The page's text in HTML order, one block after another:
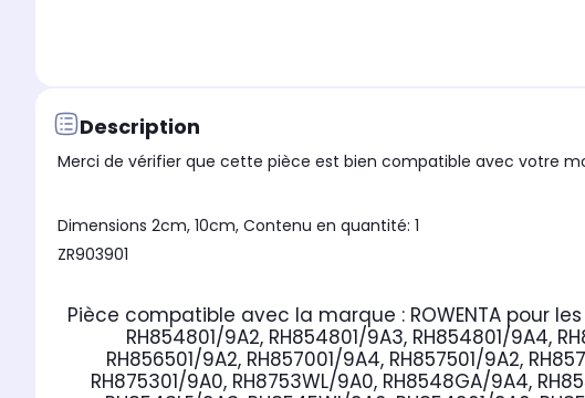
Description
Merci de vérifier que cette pièce est bien compatible avec votre
Dimensions 2cm, 10cm, Contenu en quantité: 1
ZR903901
Pièce compatible avec la marque : ROWENTA pour
RH854801/9A2, RH854801/9A3, RH854801/9A4,
RH856501/9A2, RH857001/9A4, RH857501/9A2,
RH875301/9A0, RH8753WL/9A0, RH8548GA/9A4,